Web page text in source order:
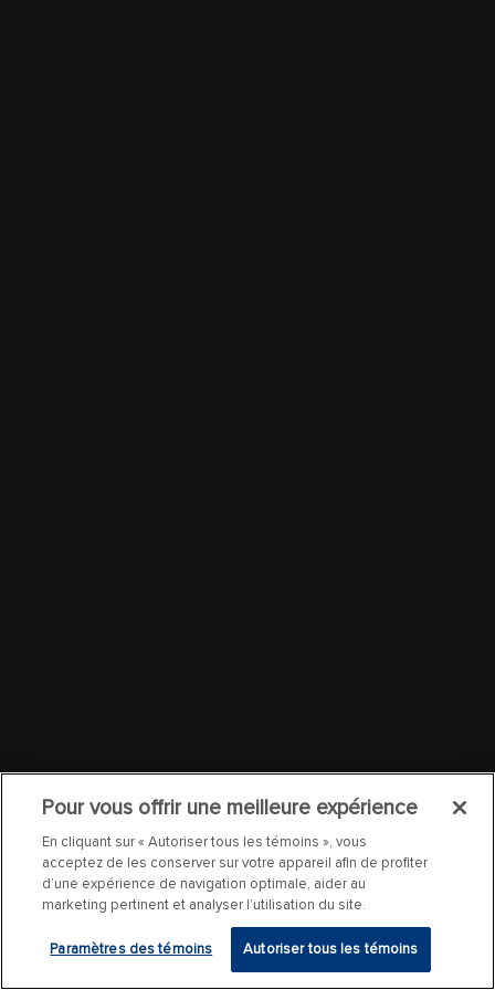
Pour vous offrir une meilleure expérience
En cliquant sur « Autoriser tous les témoins », vous
acceptez de les conserver sur votre appareil afin de profiter
d’une expérience de navigation optimale, aider au
marketing pertinent et analyser l’utilisation du site.
Paramètres des témoins Autoriser tous les témoins